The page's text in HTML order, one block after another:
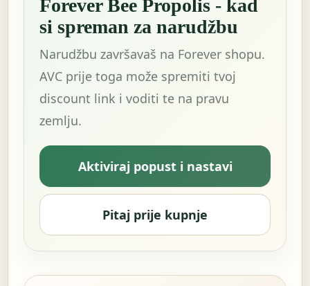
Forever Bee Propolis - kad
si spreman za narudžbu
Narudžbu završavaš na Forever shopu.
AVC prije toga može spremiti tvoj
discount link i voditi te na pravu
zemlju.
Aktiviraj popust i nastavi
Pitaj prije kupnje